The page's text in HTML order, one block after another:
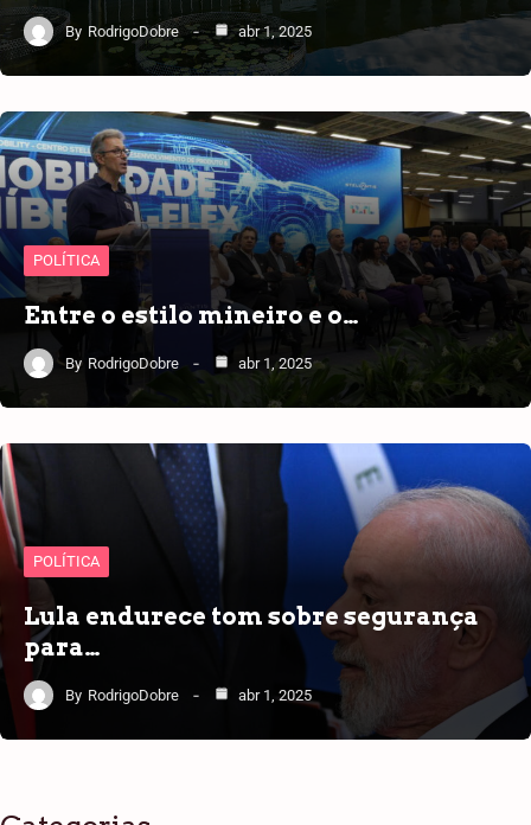
By RodrigoDobre abr 1, 2025
POLÍTICA
Entre o estilo mineiro e o…
By RodrigoDobre abr 1, 2025
POLÍTICA
Lula endurece tom sobre segurança
para…
By RodrigoDobre abr 1, 2025